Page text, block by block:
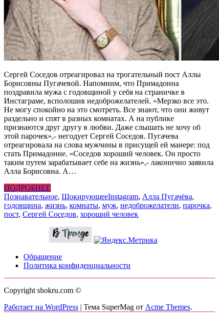
Сергей Соседов отреагировал на трогательный пост Аллы
Борисовны Пугачевой. Напомним, что Примадонна
поздравила мужа с годовщиной у себя на страничке в
Инстаграме, всполошив недоброжелателей. «Мерзко все это.
Не могу спокойно на это смотреть. Все знают, что они живут
раздельно и спят в разных комнатах. А на публике
признаются друг другу в любви. Даже слышать не хочу об
этой парочек»,- негодует Сергей Соседов. Пугачева
отреагировала на слова мужчины в присущей ей манере: под
стать Примадонне. «Соседов хороший человек. Он просто
таким путем зарабатывает себе на жизнь»,- лаконично заявила
Алла Борисовна. А…
ПОДРОБНЕЕ
Познавательное, ШокирующееInstagram, Алла Пугачёва,
годовщина, жизнь, комнаты, муж, недоброжелатели, парочка,
пост, Сергей Соседов, хороший человек
Обращение
Политика конфиденциальности
Copyright shokru.com ©
Работает на WordPress | Тема SuperMag от Acme Themes.